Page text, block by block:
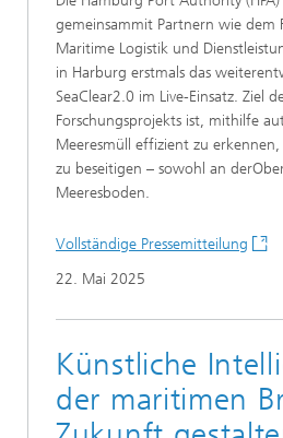
gemeinsammit Partnern wie
Maritime Logistik und
in Harburg erstmals das
SeaClear2.0 im Live-Einsatz. Ziel
Forschungsprojekts ist, mithilfe
Meeresmüll effizient zu erkennen,
zu beseitigen – sowohl an
Meeresboden.
Vollständige Pressemitteilung
22. Mai 2025
Künstliche
der maritimen